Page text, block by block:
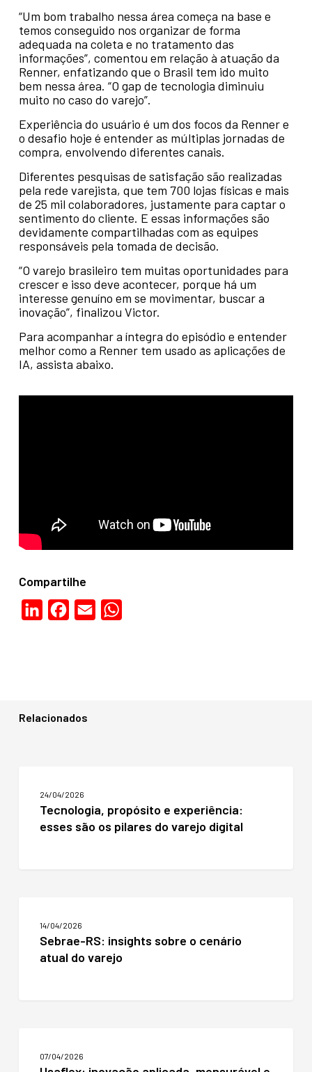
“Um bom trabalho nessa área começa na base e
temos conseguido nos organizar de forma
adequada na coleta e no tratamento das
informações”, comentou em relação à atuação da
Renner, enfatizando que o Brasil tem ido muito
bem nessa área. “O gap de tecnologia diminuiu
muito no caso do varejo”.
Experiência do usuário é um dos focos da Renner e
o desafio hoje é entender as múltiplas jornadas de
compra, envolvendo diferentes canais.
Diferentes pesquisas de satisfação são realizadas
pela rede varejista, que tem 700 lojas físicas e mais
de 25 mil colaboradores, justamente para captar o
sentimento do cliente. E essas informações são
devidamente compartilhadas com as equipes
responsáveis pela tomada de decisão.
“O varejo brasileiro tem muitas oportunidades para
crescer e isso deve acontecer, porque há um
interesse genuíno em se movimentar, buscar a
inovação”, finalizou Victor.
Para acompanhar a íntegra do episódio e entender
melhor como a Renner tem usado as aplicações de
IA, assista abaixo.
Compartilhe
LinkedInFacebook
Email
Relacionados
experiência:
esses
24/04/2026
Tecnologia, propósito e experiência:
esses são os pilares do varejo digital
insights
sobre
14/04/2026
Sebrae-RS: insights sobre o cenário
atual do varejo
aplicada,
07/04/2026